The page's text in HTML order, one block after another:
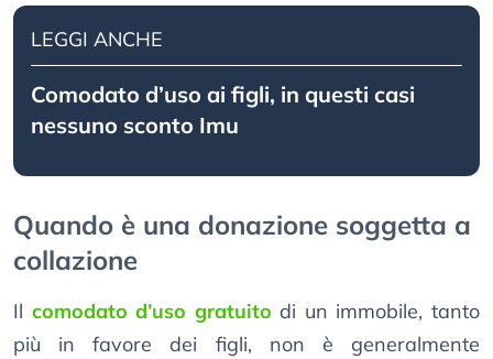
LEGGI ANCHE
Comodato d’uso ai figli, in questi casi
nessuno sconto Imu
Quando è una donazione soggetta a
collazione
Il comodato d’uso gratuito di un immobile, tanto
più in favore dei figli, non è generalmente